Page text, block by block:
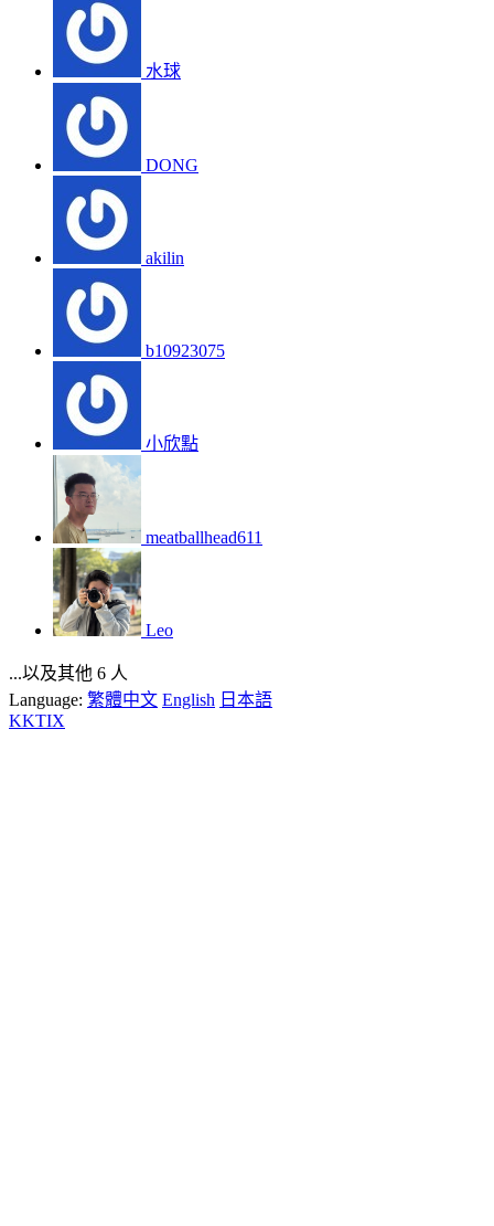
水球
DONG
akilin
b10923075
小欣點
meatballhead611
Leo
...以及其他 6 人
Language: 繁體中文 English 日本語
KKTIX